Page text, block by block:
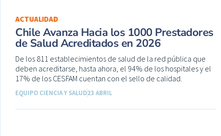
ACTUALIDAD
Chile Avanza Hacia los 1000 Prestadores
de Salud Acreditados en 2026
De los 811 establecimientos de salud de la red pública que
deben acreditarse, hasta ahora, el 94% de los hospitales y el
17% de los CESFAM cuentan con el sello de calidad.
EQUIPO CIENCIA Y SALUD23 ABRIL